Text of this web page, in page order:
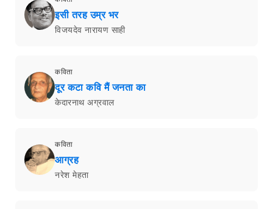
इसी तरह उम्र भर
विजयदेव नारायण साही
कविता
दूर कटा कवि मैं जनता का
केदारनाथ अग्रवाल
कविता
आग्रह
नरेश मेहता